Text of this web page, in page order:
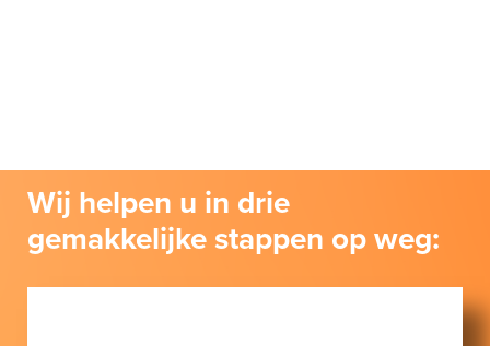
Wij helpen u in drie
gemakkelijke stappen op weg: